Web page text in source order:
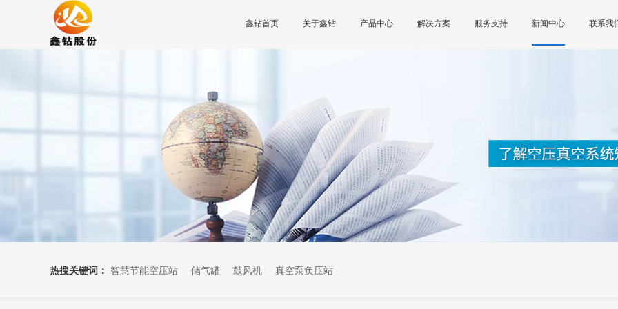
鑫钻首页 关于鑫钻 产品中心 解决方案 服务支持 新闻中心 联系我
热搜关键词： 智慧节能空压站 储气罐 鼓风机 真空泵负压站